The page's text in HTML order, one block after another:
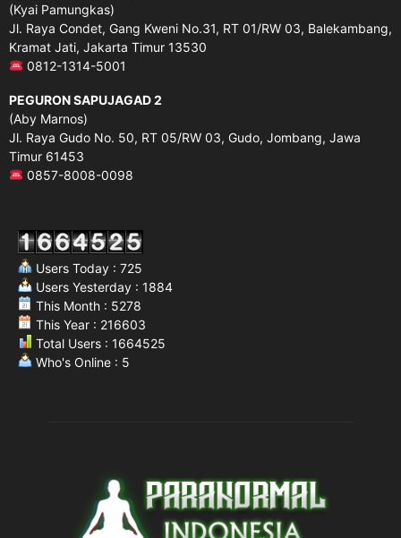
(Kyai Pamungkas)
Jl. Raya Condet, Gang Kweni No.31, RT 01/RW 03, Balekambang,
Kramat Jati, Jakarta Timur 13530
0812-1314-5001
PEGURON SAPUJAGAD 2
(Aby Marnos)
Jl. Raya Gudo No. 50, RT 05/RW 03, Gudo, Jombang, Jawa
Timur 61453
0857-8008-0098
Users Today : 725
Users Yesterday : 1884
This Month : 5278
This Year : 216603
Total Users : 1664525
Who's Online : 5